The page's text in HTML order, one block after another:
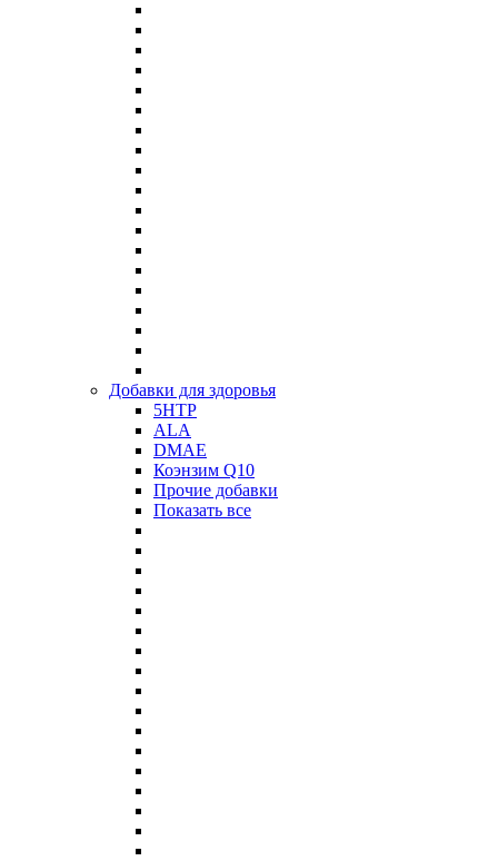
Добавки для здоровья
5HTP
ALA
DMAE
Коэнзим Q10
Прочие добавки
Показать все